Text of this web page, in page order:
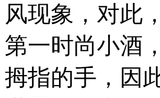
风现象，对此
第一时尚小酒
拇指的手，因